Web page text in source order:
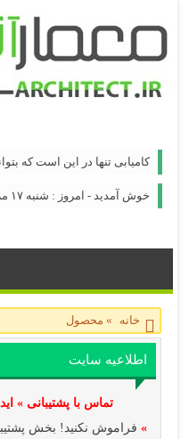
کامیابی تنها در این است که
خوش آمدید - امروز : شنبه ۱۷ مرداد ۱۴۰۵
خانه » محصول
اطلاعیه سایت
تماس با پشتیبانی »
» فراموش نکنید! بخش